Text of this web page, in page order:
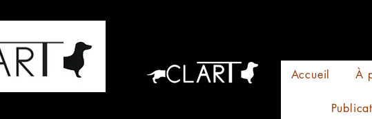
Accueil À